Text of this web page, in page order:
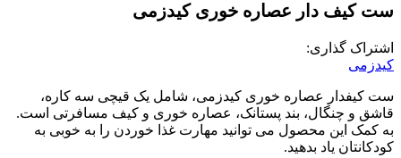
ست کیف دار عصاره خوری کیدزمی
اشتراک گذاری:
کیدزمی
ست کیفدار عصاره خوری کیدزمی، شامل یک قیچی سه کاره،
قاشق و چنگال، بند پستانک، عصاره خوری و کیف مسافرتی است.
به کمک این محصول می توانید مهارت غذا خوردن را به خوبی به
کودکانتان یاد بدهید.